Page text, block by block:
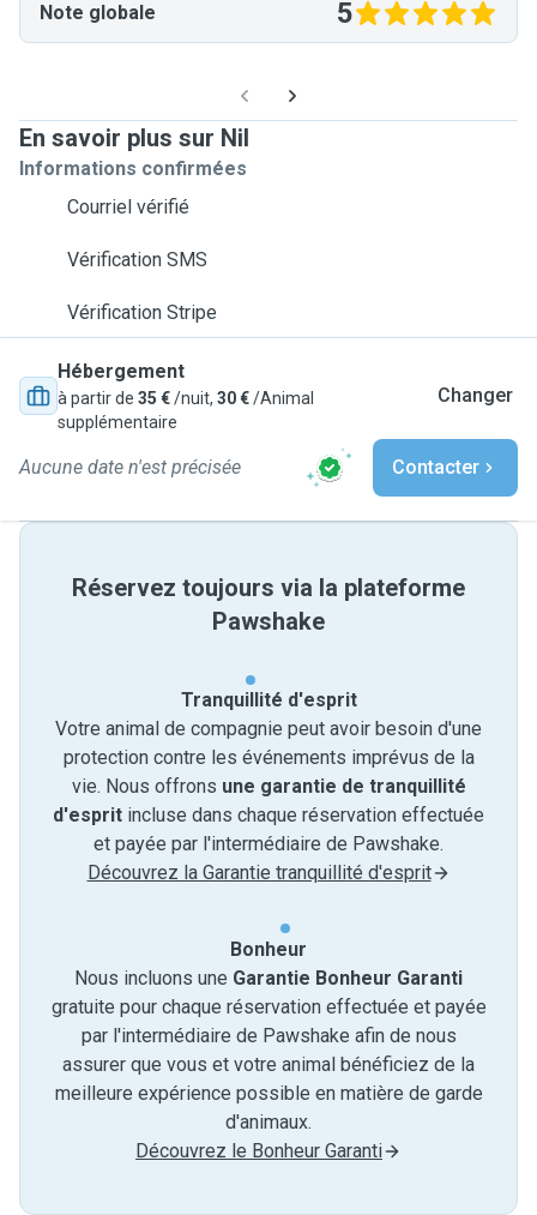
Note globale 5
En savoir plus sur Nil
Informations confirmées
Courriel vérifié
Vérification SMS
Vérification Stripe
Hébergement
à partir de 35 €/nuit, 30 €/Animal
supplémentaire
Changer
Aucune date n'est précisée Contacter
Réservez toujours via la plateforme
Pawshake
Tranquillité d'esprit
Votre animal de compagnie peut avoir besoin d'une
protection contre les événements imprévus de la
vie. Nous offrons une garantie de tranquillité
d'esprit incluse dans chaque réservation effectuée
et payée par l'intermédiaire de Pawshake.
Découvrez la Garantie tranquillité d'esprit
Bonheur
Nous incluons une Garantie Bonheur Garanti
gratuite pour chaque réservation effectuée et payée
par l'intermédiaire de Pawshake afin de nous
assurer que vous et votre animal bénéficiez de la
meilleure expérience possible en matière de garde
d'animaux.
Découvrez le Bonheur Garanti